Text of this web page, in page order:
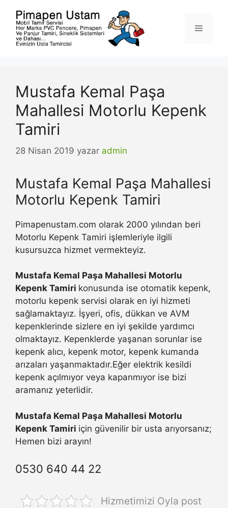
Menü
Mustafa Kemal Paşa
Mahallesi Motorlu Kepenk
Tamiri
28 Nisan 2019 yazar admin
Mustafa Kemal Paşa Mahallesi
Motorlu Kepenk Tamiri
Pimapenustam.com olarak 2000 yılından beri
Motorlu Kepenk Tamiri işlemleriyle ilgili
kusursuzca hizmet vermekteyiz.
Mustafa Kemal Paşa Mahallesi Motorlu
Kepenk Tamiri konusunda ise otomatik kepenk,
motorlu kepenk servisi olarak en iyi hizmeti
sağlamaktayız. İşyeri, ofis, dükkan ve AVM
kepenklerinde sizlere en iyi şekilde yardımcı
olmaktayız. Kepenklerde yaşanan sorunlar ise
kepenk alıcı, kepenk motor, kepenk kumanda
arızaları yaşanmaktadır.Eğer elektrik kesildi
kepenk açılmıyor veya kapanmıyor ise bizi
aramanız yeterlidir.
Mustafa Kemal Paşa Mahallesi Motorlu
Kepenk Tamiri için güvenilir bir usta arıyorsanız;
Hemen bizi arayın!
0530 640 44 22
Hizmetimizi Oyla post